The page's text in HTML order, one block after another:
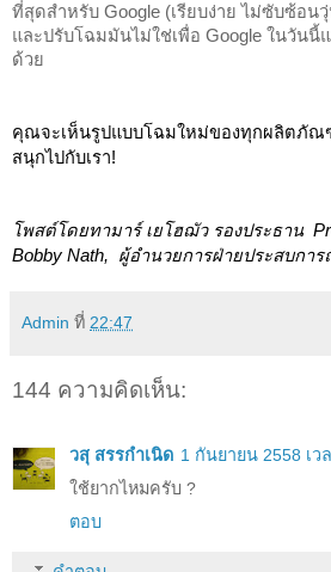
ที่สุดสำหรับ Google (เรียบง่าย ไม่ซับซ้อน
และปรับโฉมมันไม่ใช่เพื่อ Google ในวันนี้
ด้วย
คุณจะเห็นรูปแบบโฉมใหม่ของทุกผลิตภัณ
สนุกไปกับเรา!
โพสต์โดยทามาร์ เยโฮฌัว รองประธาน
Bobby Nath,  ผู้อำนวยการฝ่ายประสบกา
Admin ที่ 22:47
144 ความคิดเห็น:
วสุ สรรกำเนิด 1 กันยายน 2558 เว
ใช้ยากไหมครับ ?
ตอบ